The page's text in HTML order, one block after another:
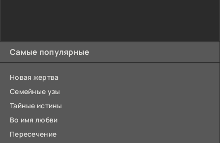
Самые популярные
Новая жертва
Семейные узы
Тайные истины
Во имя любви
Пересечение